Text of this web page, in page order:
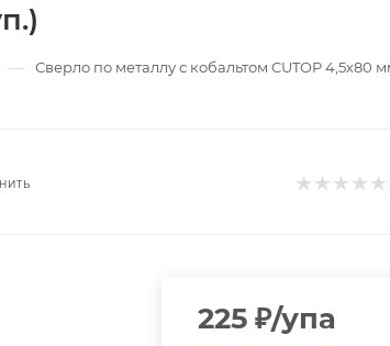
— Сверло по металлу с кобальтом CUTOP 4,5х80
225₽/упа